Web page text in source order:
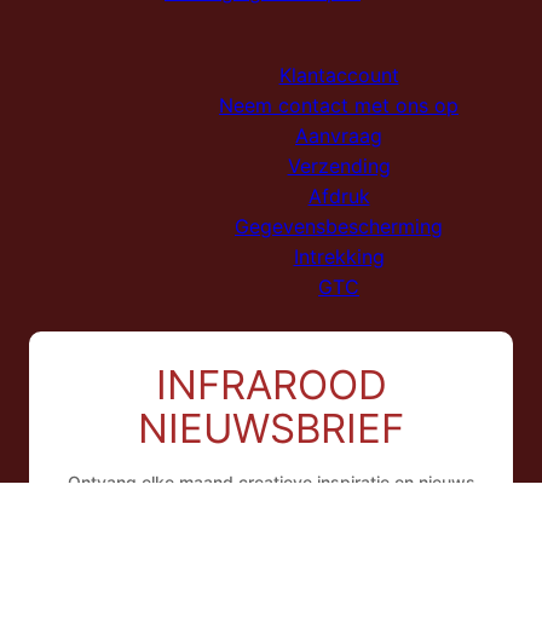
Klantaccount
Neem contact met ons op
Aanvraag
Verzending
Afdruk
Gegevensbescherming
Intrekking
GTC
INFRAROOD
NIEUWSBRIEF
Ontvang elke maand creatieve inspiratie en nieuws